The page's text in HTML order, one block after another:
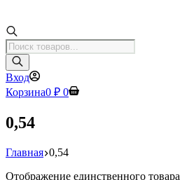
Поиск
товаров
Вход
Корзина0 ₽ 0
0,54
Главная 0,54
Отображение единственного товара